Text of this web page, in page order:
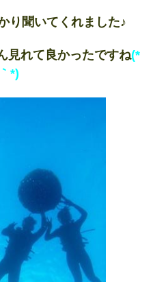
り聞いてくれました♪
見れて良かったですね(*
*)